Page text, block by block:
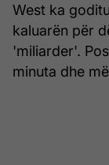
West ka
kaluarën për
'miliarder'.
minuta dhe